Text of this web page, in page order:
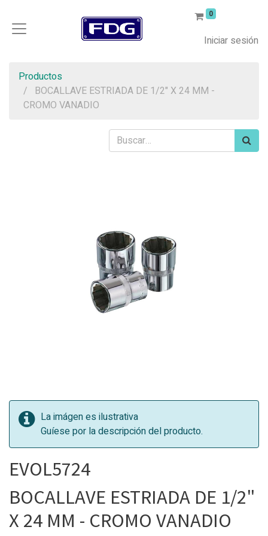
0
Iniciar sesión
Productos
BOCALLAVE ESTRIADA DE 1/2" X 24 MM -
CROMO VANADIO
La imágen es ilustrativa
Guíese por la descripción del producto.
EVOL5724
BOCALLAVE ESTRIADA DE 1/2"
X 24 MM - CROMO VANADIO